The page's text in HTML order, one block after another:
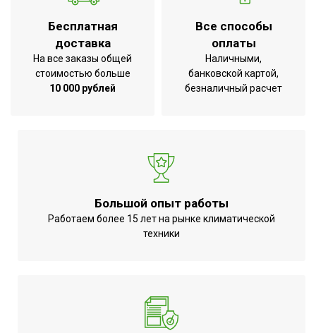
соединения
Под пайку
Вес товара
(нетто)
4.78
Тип стандарта
EN 12735-1
Медная
Количество
Бесплатная
доставка
На все заказы общей
стоимостью больше
10 000 рублей
Все способы
оплаты
Наличными,
банковской картой,
безналичный расчет
Большой опыт работы
Работаем более 15 лет на рынке климатической
техники